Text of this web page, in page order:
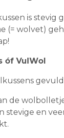
is
(= wolvet)
óf VulWol
de
en